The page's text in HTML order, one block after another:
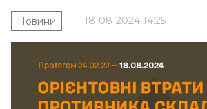
18-08-2024 14:25
Новини